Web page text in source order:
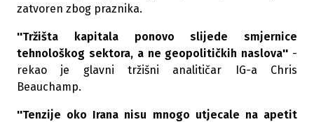
zatvoren zbog praznika.
''Tržišta kapitala ponovo slijede smjernice
tehnološkog sektora, a ne geopolitičkih naslova'' -
rekao je glavni tržišni analitičar IG-a Chris
Beauchamp.
''Tenzije oko Irana nisu mnogo utjecale na apetit